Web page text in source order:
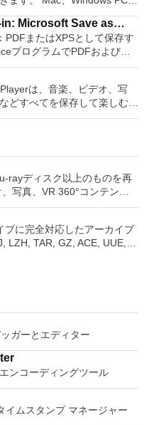
It has an Office to PDF
and word count features.
as the Watermark in
to Word document
program is a versatile word
is an easy to use and
you to create impressive
Spreadsheets program is
application.
メモリーカードを保存でき、
ードに制限されなくなりま
PCSX2を使用すると、
レイできます。 全体とし
でき、Windowsとエミュレ
す。欠点は、高速ゲームに苦
シュすることです。* PCSX2
抽出できるPlaystation 2
/ pebuilder、CentOS、
、Gentoo、
CD、LiveXP、Knoppix、
Registry Editor、
、Tails、Trinity
CD、Windows XP（SP2
、Windows Vista、
ナ、ダンスク、ドイツ語、英
ルバツキー、イタリア語、ラ
ジャール、オランダ、ノルス
トガル、スロヴェンスキー、
ーSrpski、Suomi、
。 インストールや構成の問
利点を体験してください。
ン間でデータを共有します。
マシンを実行します。 2-
サードパーティの仮想マシン
コンピューターと仮想マシ
いホストおよびゲストオペ
ポー
を取得します。 直感的なホ
して仮想マシンに簡単にアク
仮想マシンもサポートして
からでも。 VNC Viewerを
スクトップを表示したり、コ
るかのようにマウスとキーボ
イスでインストーラーを実行
ションで、Windowsでのリ
ます。デスクトッププラッ
トールする権限がない場合
選択する必要があります。
ウドサービスを介してVNC
ーに接続します。 Apple
ードパーティ製のVNC互換
ピューターに直接接続しま
インインして、すべてのデ
、Command / Windowsなど
ポ
報を使用して、ローカルマ
ます。そこから、コンピュ
ドで暗号化されます。アプリ
ワードで保護します。コンピ
のと同じユーザー名とパスワ
Microsoft Save as
またはXPSとして保存す
プログラムでPDFおよび
できます。このツールを使用
ブセットでPDF形式および
ルとして送信することもでき
よって異なります）。 この
グラムで動作します。
アドインは、2007 Microsoft
条項であり、2007 Microsoft
センス条項の対象となりま
ているオペレーティングシ
は、音楽、ビデオ、写
どすべてを保存して楽しむ最
、表示、外出先で楽しむた
、さらには家中のデバイス
デザイン -
ンターテイメントを楽しめ
デジタル音楽体験がさらに
ントをすべて1つの場所に -
レビ番組をすべて保存して楽
こにいても音楽、ビデオ、
rayディスク以上のものを再
写真、VR 360°コンテン
とっても、PowerDVD18は重
TVとサ
性を解き放ち、360°ビデオ
クセスで仮想世界に没頭する
HDR10コンテンツをサポー
で2.35：1の映画を見る常時
ブを見る YouTubeおよび
を再生 VRエクスペリエンス
ッドセット、HTC、VIVE、
TVとキャストのサポート
ブに完全対応したアーカイブ
LZH, TAR, GZ, ACE, UUE,
やメニュー、コマンドライ
話型グラフィックインターフ
単純な質問応答のプロセス
アクセスできる特別
により、他のアーカイブソフ
。 WinRAR は１２８ビット
Standard)でアーカイブを暗
兆５千８９０億ギガバイトま
します。WinRARでは自己解
アーカイブの作成もでき、リ
ガーとエディター
ンコーディングツール
イムスタンプ マネージャー